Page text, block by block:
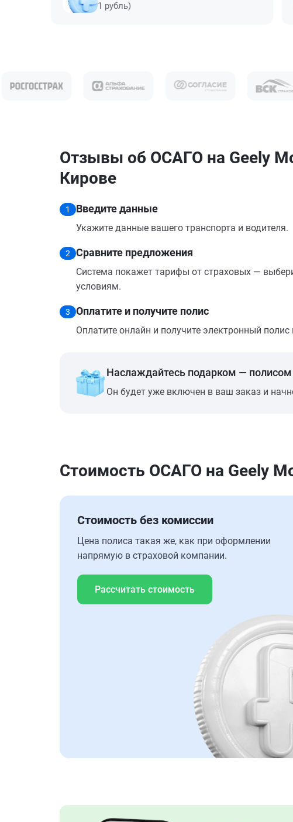
1 рубль)
Отзывы об ОСАГО на Geely
Кирове
1 Введите данные
Укажите данные вашего транспорта и водителя.
2 Сравните предложения
Система покажет тарифы от страховых —
условиям.
3 Оплатите и получите полис
Оплатите онлайн и получите электронный
Наслаждайтесь подарком —
Он будет уже включен в ваш заказ и
Стоимость ОСАГО на Geely
Стоимость без комиссии
Цена полиса такая же, как при оформлении
напрямую в страховой компании.
Рассчитать стоимость